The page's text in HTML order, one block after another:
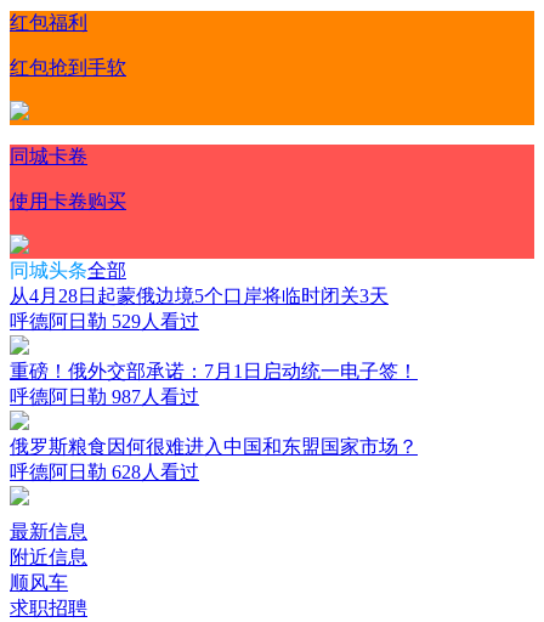
红包福利
红包抢到手软
同城卡卷
使用卡卷购买
同城头条全部
从4月28日起蒙俄边境5个口岸将临时闭关3天
呼德阿日勒 529人看过
重磅！俄外交部承诺：7月1日启动统一电子签！
呼德阿日勒 987人看过
俄罗斯粮食因何很难进入中国和东盟国家市场？
呼德阿日勒 628人看过
最新信息
附近信息
顺风车
求职招聘